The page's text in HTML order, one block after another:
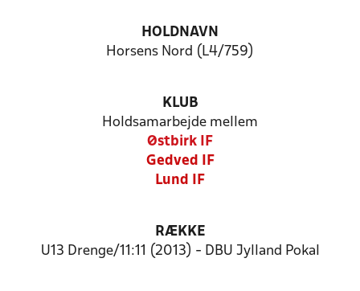
HOLDNAVN
Horsens Nord (L4/759)
KLUB
Holdsamarbejde mellem
Østbirk IF
Gedved IF
Lund IF
RÆKKE
U13 Drenge/11:11 (2013) - DBU Jylland Pokal